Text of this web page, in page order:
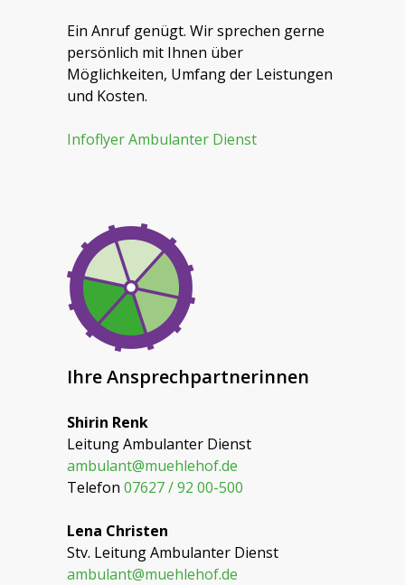
Ein Anruf genügt. Wir sprechen gerne
persönlich mit Ihnen über
Möglichkeiten, Umfang der Leistungen
und Kosten.
Infoflyer Ambulanter Dienst
Ihre Ansprechpartnerinnen
Shirin Renk
Leitung Ambulanter Dienst
ambulant@muehlehof.de
Telefon 07627 / 92 00-500
Lena Christen
Stv. Leitung Ambulanter Dienst
ambulant@muehlehof.de